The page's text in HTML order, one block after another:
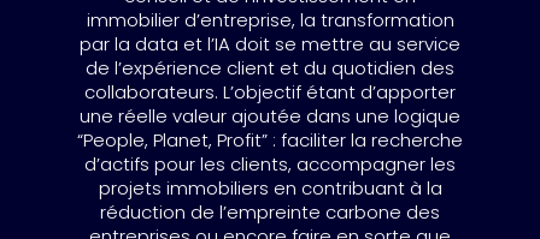
immobilier d’entreprise, la transformation
par la data et l’IA doit se mettre au service
de l’expérience client et du quotidien des
collaborateurs. L’objectif étant d’apporter
une réelle valeur ajoutée dans une logique
“People, Planet, Profit” : faciliter la recherche
d’actifs pour les clients, accompagner les
projets immobiliers en contribuant à la
réduction de l’empreinte carbone des